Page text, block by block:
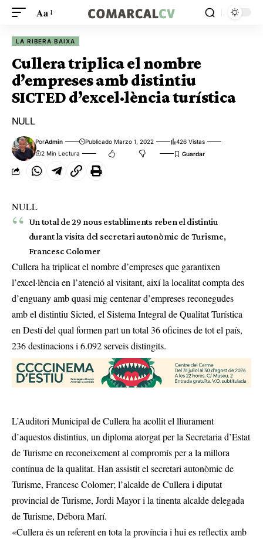
Aa
LA RIBERA BAIXA
Cullera triplica el nombre
d’empreses amb distintiu
SICTED d’excel·lència turística
NULL
PorAdmin Publicado Marzo 1, 2022
426 Vistas
2 Min Lectura
NULL
Un total de 29 nous establiments reben el distintiu
durant la visita del secretari autonòmic de Turisme,
Francesc Colomer
Cullera ha triplicat el nombre d’empreses que garantixen
l’excel·lència en l’atenció al visitant, així la localitat compta des
d’enguany amb quasi mig centenar d’empreses reconegudes
amb el distintiu Sicted, el Sistema Integral de Qualitat Turística
en Destí del qual formen part un total 36 oficines de tot el país,
236 destinacions i 6.092 serveis distingits.
L’Auditori Municipal de Cullera ha acollit el lliurament
d’aquestos distintius, un diploma atorgat per la Secretaria d’Estat
de Turisme en reconeixement al compromís per a la millora
contínua de la qualitat. Han assistit el secretari autonòmic de
Turisme, Francesc Colomer; l’alcalde de Cullera i diputat
provincial de Turisme, Jordi Mayor i la tinenta alcalde delegada
de Turisme, Débora Marí.
«Cullera és un referent en tota la província i hui es reflectix amb